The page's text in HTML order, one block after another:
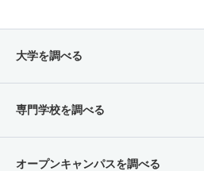
大学を調べる
専門学校を調べる
オープンキャンパスを調べる